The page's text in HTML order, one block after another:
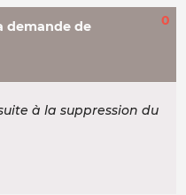
demande de
0
à la suppression du